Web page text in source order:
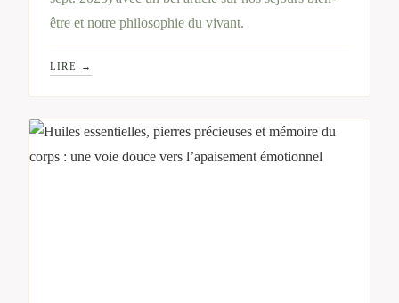
être et notre philosophie du vivant.
LIRE →